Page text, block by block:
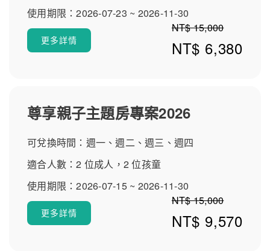
文化景點與附近美食 飯店鄰近檜意森活村、嘉義公園與文
化創意景點，距離阿里山、布袋港與嘉義夜市車程方便，
是探索嘉義美景與附近美食的理想基地。周邊小吃、早午
餐與在地餐飲豐富，入住可輕鬆安排文化巡禮、親子行程
駁可預約，靠近主要幹道，開車或包車抵達最為方便；大
眾運輸轉乘也能抵達。透過酷派訂房平台預訂可查看即時
客評論精選｜真實評價、早餐與親子回饋 住客普遍讚賞飯
店服務、親子設施與宴會餐飲，親子家庭特別肯定兒童遊
饋希望早餐品項再豐富）。多則評論提到房間舒適、服務
熱忱與會議宴席體驗佳。整體而言，嘉義福容voco酒店在
義住宿推薦、嘉義親子住宿、voco酒店相關關鍵字下評價
使用期限：2026-07-23 ~ 2026-11-30
NT$ 15,000
NT$ 6,380
更多詳情
尊享親子主題房專案2026
可兌換時間：週一、週二、週三、週四
適合人數：2 位成人，2 位孩童
使用期限：2026-07-15 ~ 2026-11-30
NT$ 15,000
NT$ 9,570
更多詳情